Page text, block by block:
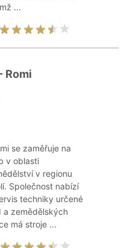
...
Romi
se zaměřuje na
v oblasti
v regionu
Společnost nabízí
techniky určené
a zemědělských
má stroje ...